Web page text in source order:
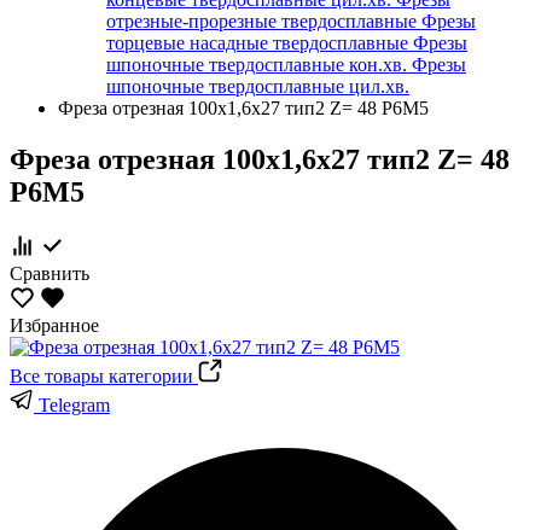
отрезные-прорезные твердосплавные Фрезы
торцевые насадные твердосплавные Фрезы
шпоночные твердосплавные кон.хв. Фрезы
шпоночные твердосплавные цил.хв.
Фреза отрезная 100х1,6х27 тип2 Z= 48 Р6М5
Фреза отрезная 100х1,6х27 тип2 Z= 48
Р6М5
Сравнить
Избранное
Все товары категории
Telegram